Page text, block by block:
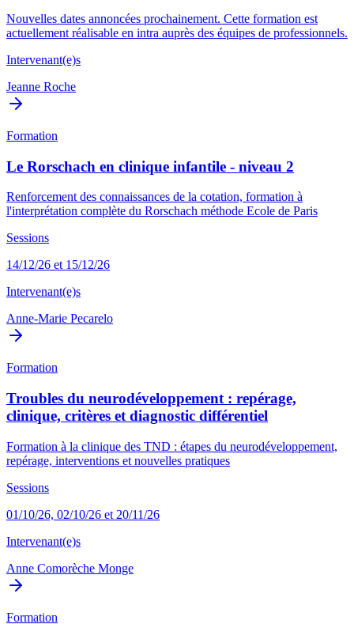
Nouvelles dates annoncées prochainement. Cette formation est
actuellement réalisable en intra auprès des équipes de professionnels.
Intervenant(e)s
Jeanne Roche
Formation
Le Rorschach en clinique infantile - niveau 2
Renforcement des connaissances de la cotation, formation à
l'interprétation complète du Rorschach méthode Ecole de Paris
Sessions
14/12/26 et 15/12/26
Intervenant(e)s
Anne-Marie Pecarelo
Formation
Troubles du neurodéveloppement : repérage,
clinique, critères et diagnostic différentiel
Formation à la clinique des TND : étapes du neurodéveloppement,
repérage, interventions et nouvelles pratiques
Sessions
01/10/26, 02/10/26 et 20/11/26
Intervenant(e)s
Anne Comorèche Monge
Formation